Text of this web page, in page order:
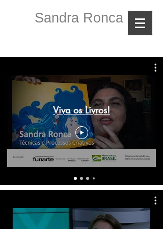
Sandra Ronca
Viva os Livros!